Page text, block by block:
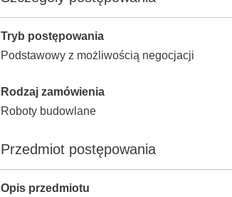
Tryb postępowania
Podstawowy z możliwością negocjacji
Rodzaj zamówienia
Roboty budowlane
Przedmiot postępowania
Opis przedmiotu